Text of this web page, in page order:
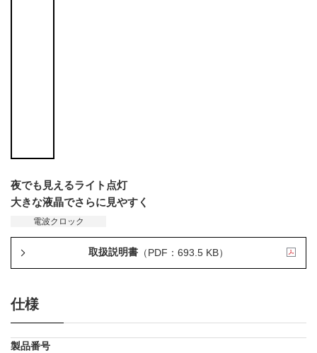
夜でも見えるライト点灯
大きな液晶でさらに見やすく
電波クロック
取扱説明書 （PDF：693.5 KB）
仕様
製品番号